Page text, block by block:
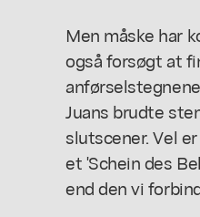
Men måske har
også forsøgt at
Juans brudte
slutscener. Vel
et 'Schein des
end den vi